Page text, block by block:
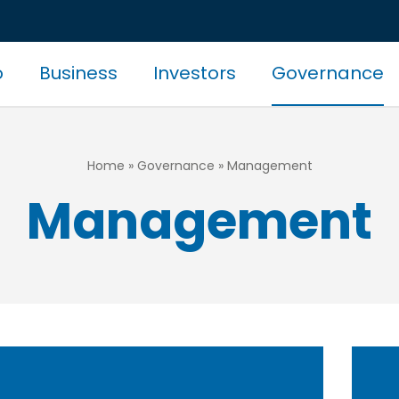
Business Investors Governance
Home Governance Management
Management